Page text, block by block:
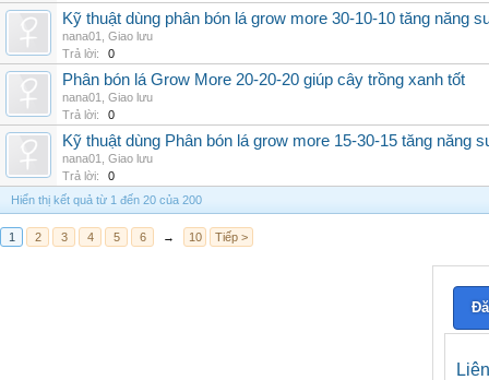
Kỹ thuật dùng phân bón lá grow more 30-10-10 tăng năng
nana01
Giao lưu
Trả lời:
0
Phân bón lá Grow More 20-20-20 giúp cây trồng xanh tốt
nana01
Giao lưu
Trả lời:
0
Kỹ thuật dùng Phân bón lá grow more 15-30-15 tăng năng
nana01
Giao lưu
Trả lời:
0
Hiển thị kết quả từ 1 đến 20 của 200
1 2 3 4 5 6 → 10 Tiếp >